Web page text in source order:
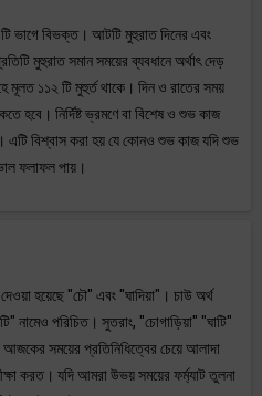
ভাগে বিভক্ত। আটটি মুহুরাত দিনের এবং
মুহুরাত সমান সময়ের ব্যবধানে অর্থাৎ দেড়
মূলত ১১২ টি মুহুর্ত থাকে। দিন ও রাতের সময়
হবে। নির্দিষ্ট ভ্রমণে বা বিশেষ ও শুভ কাজ
এটি বিশ্বাস করা হয় যে কোনও শুভ কাজ যদি শুভ
ফলাফল পায়।
দেওয়া হয়েছে "চৌ" এবং "ঘাদিয়া"। চাউ অর্থ
নামেও পরিচিত। সুতরাং, "চোগাড়িয়া" "ঘাটি"
আজকের সময়ের প্রতিনিধিত্বের চেয়ে আলাদা
করত। যদি আমরা উভয় সময়ের ফর্ম্যাট তুলনা